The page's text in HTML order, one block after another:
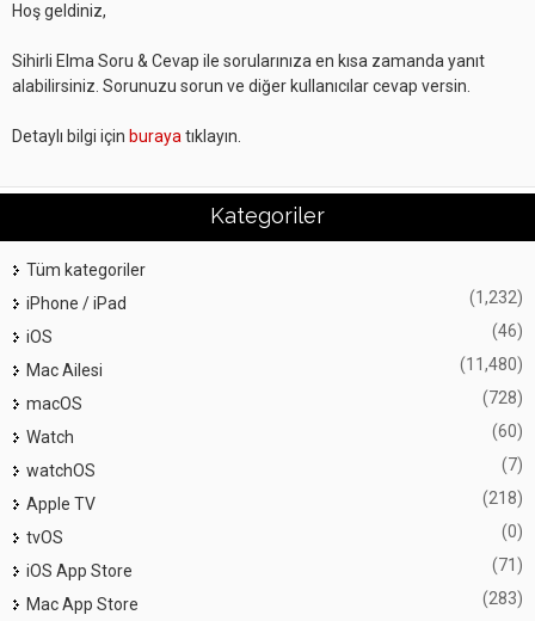
Hoş geldiniz,
Sihirli Elma Soru & Cevap ile sorularınıza en kısa zamanda yanıt
alabilirsiniz. Sorunuzu sorun ve diğer kullanıcılar cevap versin.
Detaylı bilgi için buraya tıklayın.
Kategoriler
Tüm kategoriler
iPhone / iPad
(1,232)
iOS (46)
Mac Ailesi (11,480)
macOS (728)
Watch (60)
watchOS (7)
Apple TV (218)
tvOS (0)
iOS App Store (71)
Mac App Store (283)